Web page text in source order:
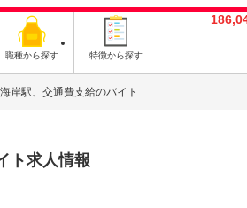
職種から探す 特徴から探す
岸駅、交通費支給のバイト
ト求人情報